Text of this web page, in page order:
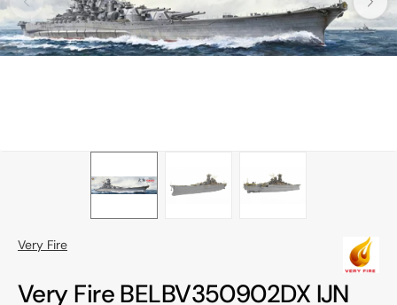
Otwórz
media
1
w
Very Fire
Very Fire BELBV350902DX IJN